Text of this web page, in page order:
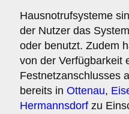
Hausnotrufsysteme
der Nutzer das
oder benutzt. Zudem
von der Verfügbarkeit
Festnetzanschlusses
bereits in Ottenau,
Hermannsdorf zu